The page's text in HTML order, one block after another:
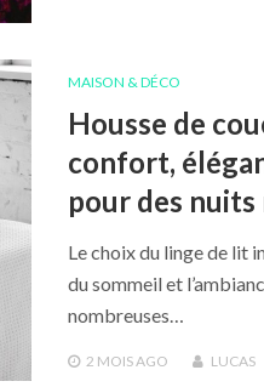
MAISON & DÉCO
Housse de
confort,
pour des
Le choix du linge de lit
du sommeil et
nombreuses…
2 MOISAGO LUCAS